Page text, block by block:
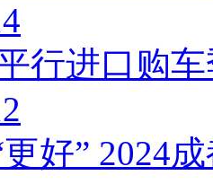
行进口购
更好” 2024